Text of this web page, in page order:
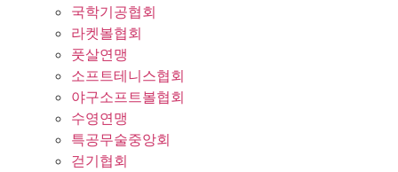
국학기공협회
라켓볼협회
풋살연맹
소프트테니스협회
야구소프트볼협회
수영연맹
특공무술중앙회
걷기협회